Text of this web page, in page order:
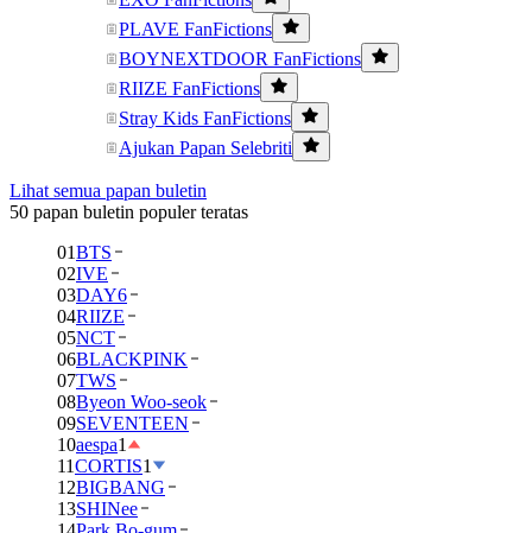
PLAVE FanFictions
BOYNEXTDOOR FanFictions
RIIZE FanFictions
Stray Kids FanFictions
Ajukan Papan Selebriti
Lihat semua papan buletin
50 papan buletin populer teratas
01BTS
02IVE
03DAY6
04RIIZE
05NCT
06BLACKPINK
07TWS
08Byeon Woo-seok
09SEVENTEEN
10aespa1
11CORTIS1
12BIGBANG
13SHINee